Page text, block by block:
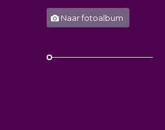
Naar fotoalbum